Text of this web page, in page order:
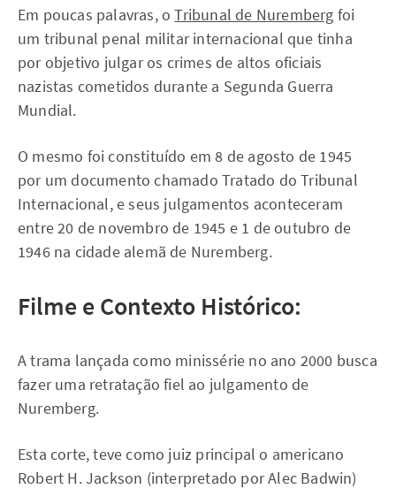
Em poucas palavras, oTribunal de Nuremberg foi
um tribunal penal militar internacional que tinha
por objetivo julgar os crimes de altos oficiais
nazistas cometidos durante a Segunda Guerra
Mundial.
O mesmo foi constituído em 8 de agosto de 1945
por um documento chamado Tratado do Tribunal
Internacional, e seus julgamentos aconteceram
entre 20 de novembro de 1945 e 1 de outubro de
1946 na cidade alemã de Nuremberg.
Filme e Contexto Histórico:
A trama lançada como minissérie no ano 2000 busca
fazer uma retratação fiel ao julgamento de
Nuremberg.
Esta corte, teve como juiz principal o americano
Robert H. Jackson (interpretado por Alec Badwin)